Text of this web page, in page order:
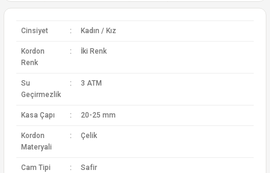
Cinsiyet : Kadın / Kız
Kordon
Renk
: İki Renk
Su
Geçirmezlik
: 3 ATM
Kasa Çapı : 20-25 mm
Kordon
Materyali
: Çelik
Cam Tipi : Safir